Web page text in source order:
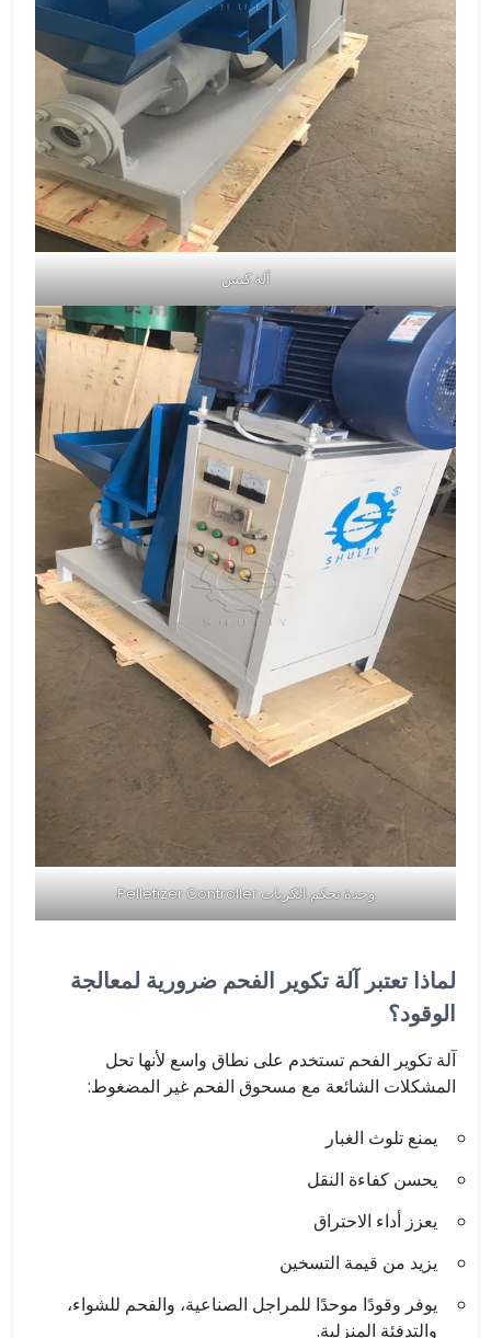
آلة كبس
وحدة تحكم الكريات Pelletizer Controller
لماذا تعتبر آلة تكوير الفحم ضرورية لمعالجة
الوقود؟
آلة تكوير الفحم تستخدم على نطاق واسع لأنها تحل
المشكلات الشائعة مع مسحوق الفحم غير المضغوط:
يمنع تلوث الغبار
يحسن كفاءة النقل
يعزز أداء الاحتراق
يزيد من قيمة التسخين
يوفر وقودًا موحدًا للمراجل الصناعية، والفحم للشواء،
والتدفئة المنزلية.